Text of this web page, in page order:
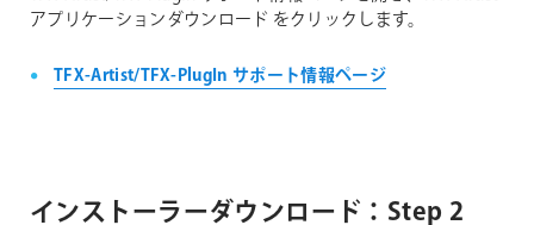
アプリケーションダウンロード をクリックします。
TFX-Artist/TFX-PlugIn サポート情報ページ
インストーラーダウンロード：Step 2